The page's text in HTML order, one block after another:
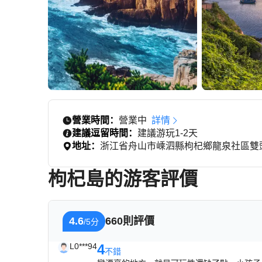
營業時間： 營業中 詳情
建議逗留時間： 建議游玩1-2天
地址： 浙江省舟山市嵊泗縣枸杞鄉龍泉社區雙
枸杞島的游客評價
4.6/5分 660則評價
L0***944不錯